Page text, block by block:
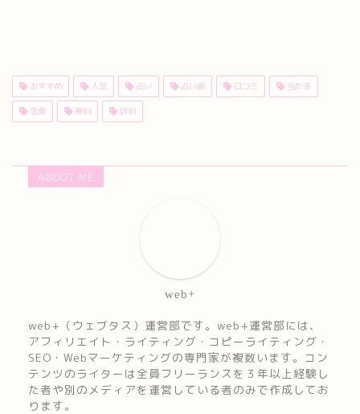
おすすめ 人気 占い 占い師 口コミ 当たる
恋愛 無料 評判
ABOUT ME
web+
web+（ウェブタス）運営部です。web+運営部には、
アフィリエイト・ライティング・コピーライティング・
SEO・Webマーケティングの専門家が複数います。コン
テンツのライターは全員フリーランスを３年以上経験し
た者や別のメディアを運営している者のみで作成してお
ります。